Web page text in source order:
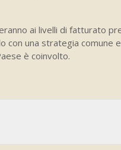
ai livelli di fatturato
con una strategia comune
è coinvolto.